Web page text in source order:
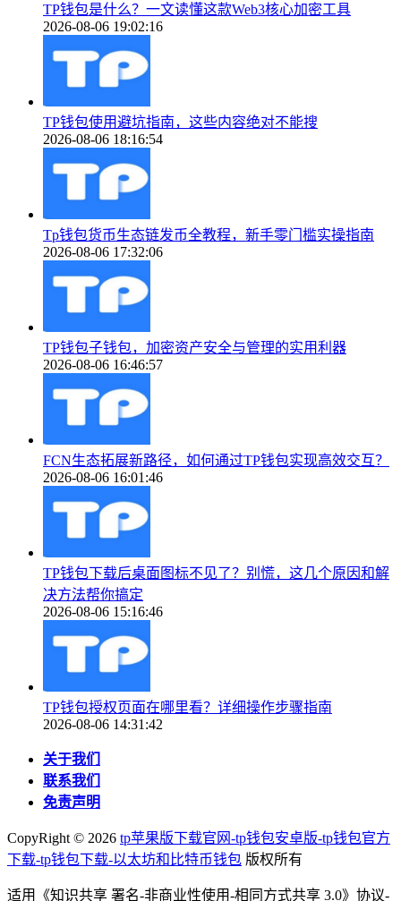
TP钱包是什么？一文读懂这款Web3核心加密工具
2026-08-06 19:02:16
TP钱包使用避坑指南，这些内容绝对不能搜
2026-08-06 18:16:54
Tp钱包货币生态链发币全教程，新手零门槛实操指南
2026-08-06 17:32:06
TP钱包子钱包，加密资产安全与管理的实用利器
2026-08-06 16:46:57
FCN生态拓展新路径，如何通过TP钱包实现高效交互？
2026-08-06 16:01:46
TP钱包下载后桌面图标不见了？别慌，这几个原因和解
决方法帮你搞定
2026-08-06 15:16:46
TP钱包授权页面在哪里看？详细操作步骤指南
2026-08-06 14:31:42
关于我们
联系我们
免责声明
CopyRight © 2026 tp苹果版下载官网-tp钱包安卓版-tp钱包官方
下载-tp钱包下载-以太坊和比特币钱包 版权所有
适用《知识共享 署名-非商业性使用-相同方式共享 3.0》协议-